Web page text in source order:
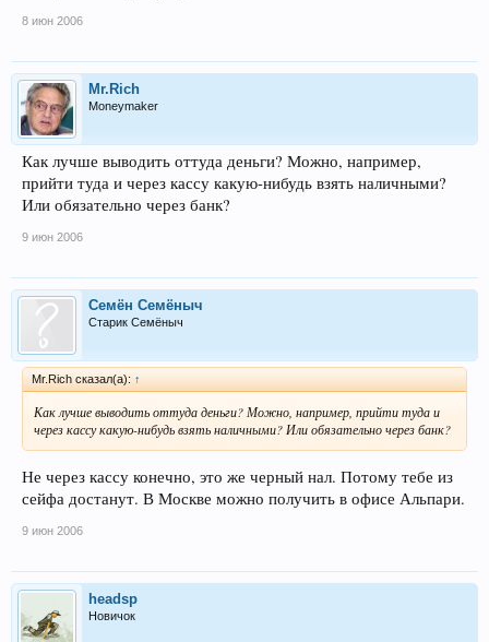
8 июн 2006
Mr.Rich
Moneymaker
Как лучше выводить оттуда деньги? Можно, например,
прийти туда и через кассу какую-нибудь взять наличными?
Или обязательно через банк?
9 июн 2006
Семён Семёныч
Старик Семёныч
Mr.Rich сказал(а): ↑
Как лучше выводить оттуда деньги? Можно, например, прийти туда и
через кассу какую-нибудь взять наличными? Или обязательно через банк?
Не через кассу конечно, это же черный нал. Потому тебе из
сейфа достанут. В Москве можно получить в офисе Альпари.
9 июн 2006
headsp
Новичок